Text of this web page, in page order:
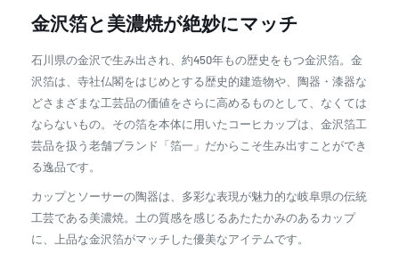
金沢箔と美濃焼が絶妙にマッチ
石川県の金沢で生み出され、約450年もの歴史をもつ金沢箔。金
沢箔は、寺社仏閣をはじめとする歴史的建造物や、陶器・漆器な
どさまざまな工芸品の価値をさらに高めるものとして、なくては
ならないもの。その箔を本体に用いたコーヒカップは、金沢箔工
芸品を扱う老舗ブランド「箔一」だからこそ生み出すことができ
る逸品です。
カップとソーサーの陶器は、多彩な表現が魅力的な岐阜県の伝統
工芸である美濃焼。土の質感を感じるあたたかみのあるカップ
に、上品な金沢箔がマッチした優美なアイテムです。